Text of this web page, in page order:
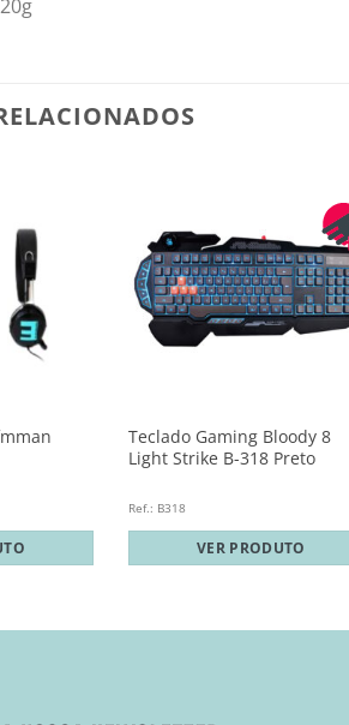
Teclado Gaming Bloody 8
Light Strike B-318 Preto
Ref.: B318
VER PRODUTO